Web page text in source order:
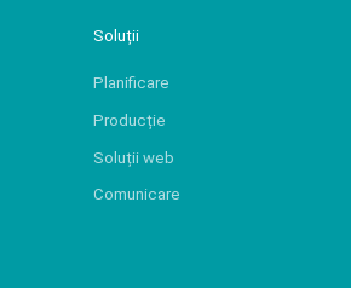
Soluții
Planificare
Producție
Soluții web
Comunicare